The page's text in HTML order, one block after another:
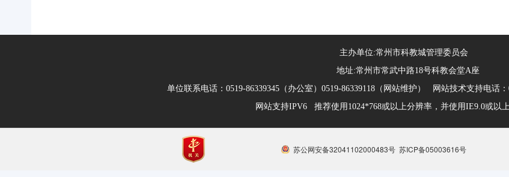
主办单位:常州市科教城管理委员会
地址:常州市常武中路18号科教会堂A座
单位联系电话：0519-86339345（办公室）0519-86339118（网站维护） 网站技术支持电话：
网站支持IPV6 推荐使用1024*768或以上分辨率，并使用IE9.0或以
苏公网安备32041102000483号 苏ICP备05003616号